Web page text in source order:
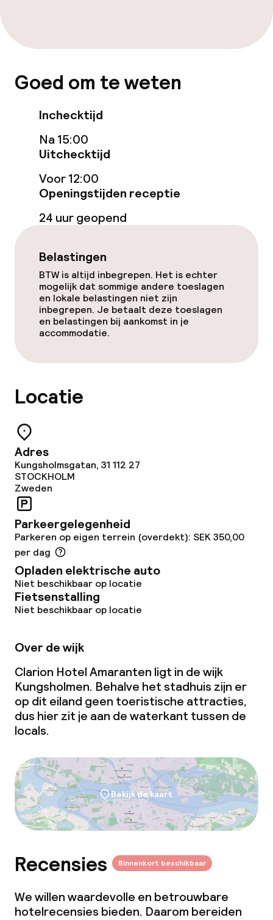
Entertainment
Gratis wifi
Eet- en drinkgelegenheden
Restaurant
Bar
Eet- en drinkdiensten
Ontbijtbuffet
Diner à la carte
Schoonmaakvoorzieningen
Zakelijke faciliteiten
Conferentieruimte
Vergaderruimte
Beleid
Overal rookvrij
Goed om te weten
Inchecktijd
Na 15:00
Uitchecktijd
Voor 12:00
Openingstijden receptie
24 uur geopend
Belastingen
BTW is altijd inbegrepen. Het is echter
mogelijk dat sommige andere toeslagen
en lokale belastingen niet zijn
inbegrepen. Je betaalt deze toeslagen
en belastingen bij aankomst in je
accommodatie.
Locatie
Adres
Kungsholmsgatan, 31 112 27
STOCKHOLM
Zweden
Parkeergelegenheid
Parkeren op eigen terrein (overdekt): SEK 350,00
per dag
Opladen elektrische auto
Niet beschikbaar op locatie
Fietsenstalling
Niet beschikbaar op locatie
Over de wijk
Clarion Hotel Amaranten ligt in de wijk
Kungsholmen. Behalve het stadhuis zijn er
op dit eiland geen toeristische attracties,
dus hier zit je aan de waterkant tussen de
locals.
Bekijk de kaart
Recensies Binnenkort beschikbaar
We willen waardevolle en betrouwbare
hotelrecensies bieden. Daarom bereiden